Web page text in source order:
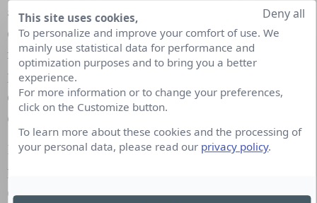
annonceurs, agences et écoles formant aux métiers
de la communication doivent ensemble s’engager à
former ceux qui n’accèdent pas à ces formations
puis à ces métiers. La communication responsable
que nous appelons tous de nos vœux doit être une
communication d’engagement inclusive.
Dans cet objectif, l’ISCOM invite ses entreprises
partenaires à aller au-delà de l’offre traditionnelle
de stages ou de contrats d’apprentissage et à
This site uses cookies,
To personalize and improve your comfort of use. We
mainly use statistical data for performance and
optimization purposes and to bring you a better
experience.
For more information or to change your preferences,
click on the Customize button.
To learn more about these cookies and the processing of
your personal data, please read our privacy policy.
Deny all